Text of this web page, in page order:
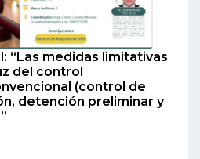
“Las medidas limitativas
del control
(control de
detención preliminar y